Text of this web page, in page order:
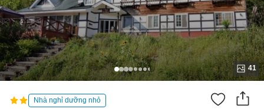
41
Nhà nghỉ dưỡng nhỏ